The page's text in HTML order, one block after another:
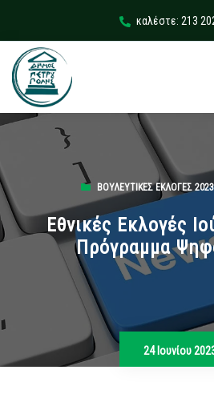
καλέστε: 213
ΒΟΥΛΕΥΤΙΚΈΣ ΕΚΛΟΓΈΣ 2023
Εθνικές Εκλογές
Πρόγραμμα
24 Ιουνίου